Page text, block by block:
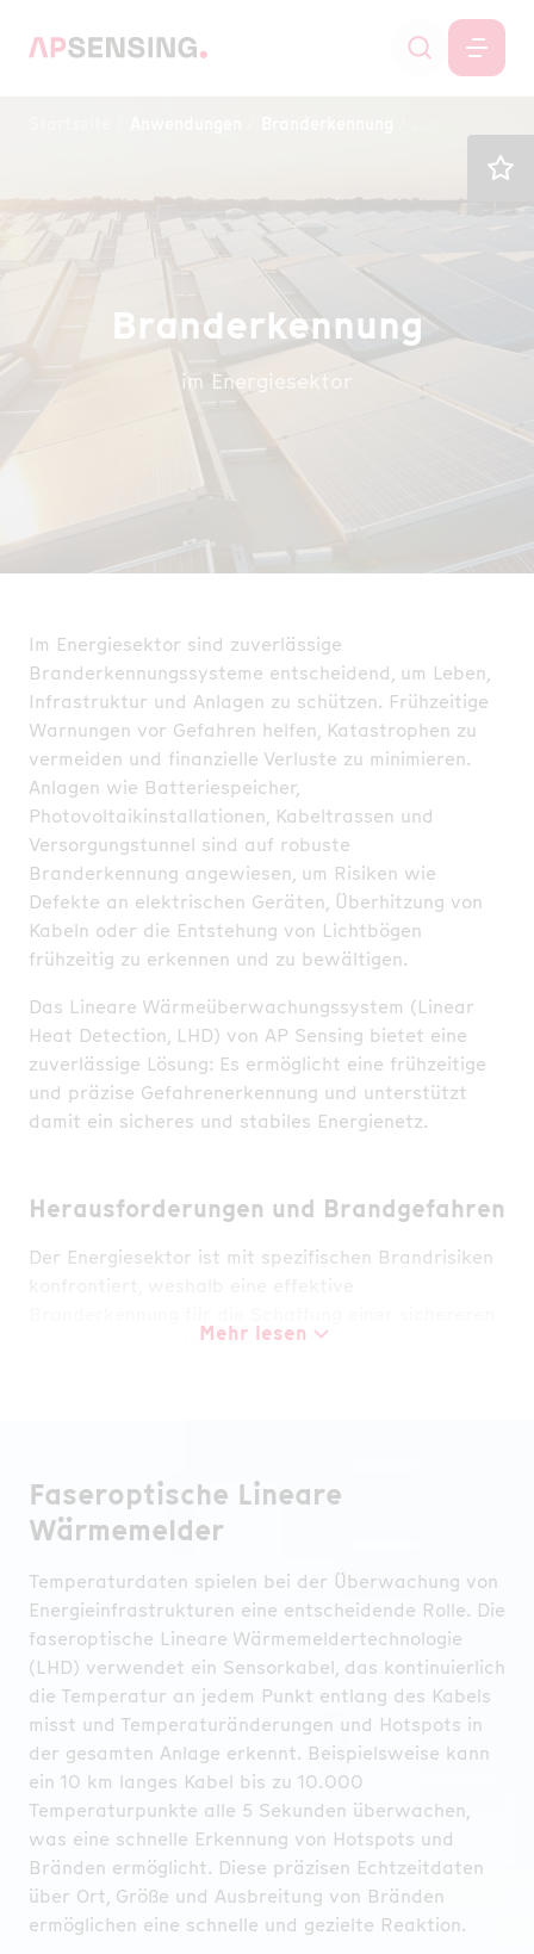
Branderkennung
im Energiesektor
Im Energiesektor sind zuverlässige
Branderkennungssysteme entscheidend, um Leben,
Infrastruktur und Anlagen zu schützen. Frühzeitige
Warnungen vor Gefahren helfen, Katastrophen zu
vermeiden und finanzielle Verluste zu minimieren.
Anlagen wie Batteriespeicher,
Photovoltaikinstallationen, Kabeltrassen und
Versorgungstunnel sind auf robuste
Branderkennung angewiesen, um Risiken wie
Defekte an elektrischen Geräten, Überhitzung von
Kabeln oder die Entstehung von Lichtbögen
frühzeitig zu erkennen und zu bewältigen.
Das Lineare Wärmeüberwachungssystem (Linear
Heat Detection, LHD) von AP Sensing bietet eine
zuverlässige Lösung: Es ermöglicht eine frühzeitige
und präzise Gefahrenerkennung und unterstützt
damit ein sicheres und stabiles Energienetz.
Herausforderungen und Brandgefahren
Der Energiesektor ist mit spezifischen Brandrisiken
und widerstandsfähigeren Infrastruktur
kontrollieren sind und Brände auslösen können.
Kabeltrassen bergen Gefahren durch mögliche
Kabelbrüche, die zu Überhitzung oder Lichtbögen
einem Brand entwickeln kann, wenn es nicht
frühzeitig erkannt wird. Photovoltaik (PV)-Anlagen
bergen ebenfalls spezifische Risiken, darunter
elektrische Defekte, Überhitzung und
Lichtbogenbildung in Kabeln unter Solarmodulen
oder an Anschlüssen. Batteriespeicher und
Kraftwerke stehen vor Herausforderungen wie ein
thermisches Durchgehen (Thermal Runaway), ein
potenzieller Auslöser für Brände. Eine zuverlässige
Temperaturüberwachung und Branderkennung ist
entscheidend, um diese Probleme zu vermeiden.
Mehr lesen
Faseroptische Lineare
Wärmemelder
Temperaturdaten spielen bei der Überwachung von
Energieinfrastrukturen eine entscheidende Rolle. Die
faseroptische Lineare Wärmemeldertechnologie
(LHD) verwendet ein Sensorkabel, das kontinuierlich
die Temperatur an jedem Punkt entlang des Kabels
misst und Temperaturänderungen und Hotspots in
der gesamten Anlage erkennt. Beispielsweise kann
ein 10 km langes Kabel bis zu 10.000
Temperaturpunkte alle 5 Sekunden überwachen,
was eine schnelle Erkennung von Hotspots und
Bränden ermöglicht. Diese präzisen Echtzeitdaten
über Ort, Größe und Ausbreitung von Bränden
ermöglichen eine schnelle und gezielte Reaktion.